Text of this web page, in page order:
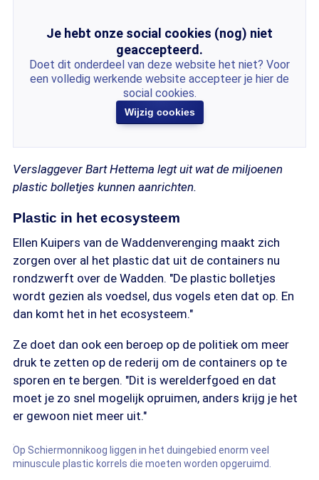
Je hebt onze social cookies (nog) niet
geaccepteerd.
Doet dit onderdeel van deze website het niet? Voor
een volledig werkende website accepteer je hier de
social cookies.
Wijzig cookies
Verslaggever Bart Hettema legt uit wat de miljoenen
plastic bolletjes kunnen aanrichten.
Plastic in het ecosysteem
Ellen Kuipers van de Waddenverenging maakt zich
zorgen over al het plastic dat uit de containers nu
rondzwerft over de Wadden. "De plastic bolletjes
wordt gezien als voedsel, dus vogels eten dat op. En
dan komt het in het ecosysteem."
Ze doet dan ook een beroep op de politiek om meer
druk te zetten op de rederij om de containers op te
sporen en te bergen. "Dit is werelderfgoed en dat
moet je zo snel mogelijk opruimen, anders krijg je het
er gewoon niet meer uit."
Op Schiermonnikoog liggen in het duingebied enorm veel
minuscule plastic korrels die moeten worden opgeruimd.